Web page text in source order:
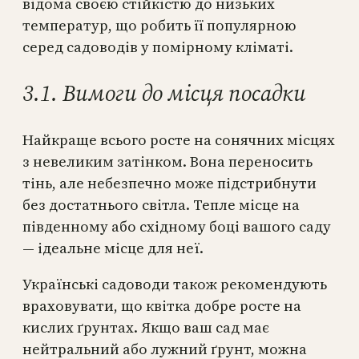
температур, що робить її популярною
серед садоводів у помірному кліматі.
3.1. Вимоги до місця посадки
Найкраще всього росте на сонячних місцях
з невеликим затінком. Вона переносить
тінь, але небезпечно може підстрибнути
без достатнього світла. Тепле місце на
південному або східному боці вашого саду
— ідеальне місце для неї.
Українські садоводи також рекомендують
враховувати, що квітка добре росте на
кислих ґрунтах. Якщо ваш сад має
нейтральний або лужний ґрунт, можна